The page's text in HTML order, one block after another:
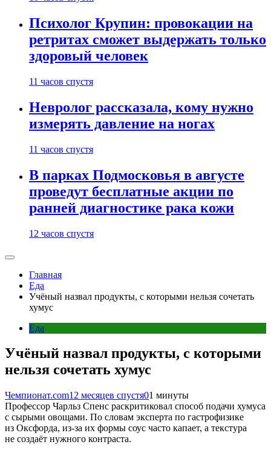
Психолог Крупин: провокации на
ретритах сможет выдержать только
здоровый человек
11 часов спустя
Невролог рассказала, кому нужно
измерять давление на ногах
11 часов спустя
В парках Подмосковья в августе
проведут бесплатные акции по
ранней диагностике рака кожи
12 часов спустя
Главная
Еда
Учёный назвал продукты, с которыми нельзя сочетать
хумус
Еда
Учёный назвал продукты, с которыми
нельзя сочетать хумус
Чемпионат.com12 месяцев спустя01 минуты
Профессор Чарльз Спенс раскритиковал способ подачи хумуса
с сырыми овощами. По словам эксперта по гастрофизике
из Оксфорда, из-за их формы соус часто капает, а текстура
не создаёт нужного контраста.